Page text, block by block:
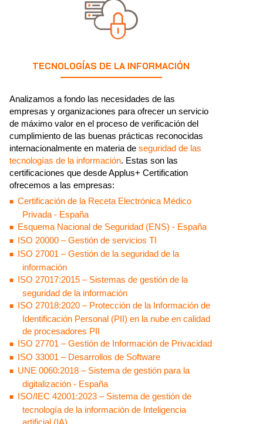
TECNOLOGÍAS DE LA INFORMACIÓN
Analizamos a fondo las necesidades de las
empresas y organizaciones para ofrecer un servicio
de máximo valor en el proceso de verificación del
cumplimiento de las buenas prácticas reconocidas
internacionalmente en materia de seguridad de las
tecnologías de la información. Estas son las
certificaciones que desde Applus+ Certification
ofrecemos a las empresas:
Certificación de la Receta Electrónica Médico
Privada - España
Esquema Nacional de Seguridad (ENS) - España
ISO 20000 – Gestión de servicios TI
ISO 27001 – Gestión de la seguridad de la
información
ISO 27017:2015 – Sistemas de gestión de la
seguridad de la información
ISO 27018:2020 – Protección de la Información de
Identificación Personal (PII) en la nube en calidad
de procesadores PII
ISO 27701 – Gestión de Información de Privacidad
ISO 33001 – Desarrollos de Software
UNE 0060:2018 – Sistema de gestión para la
digitalización - España
ISO/IEC 42001:2023 – Sistema de gestión de
tecnología de la información de Inteligencia
artificial (IA)